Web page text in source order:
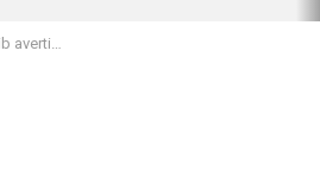
Israël ne restera pas les bras croisés ! »